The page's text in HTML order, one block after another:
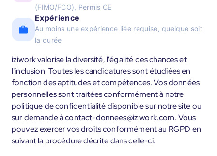
(FIMO/FCO), Permis CE
Expérience
Au moins une expérience liée requise, quelque soit
la durée
iziwork valorise la diversité, l'égalité des chances et
l'inclusion. Toutes les candidatures sont étudiées en
fonction des aptitudes et compétences. Vos données
personnelles sont traitées conformément à notre
politique de confidentialité disponible sur notre site ou
sur demande à contact-donnees@iziwork.com. Vous
pouvez exercer vos droits conformément au RGPD en
suivant la procédure décrite dans celle-ci.